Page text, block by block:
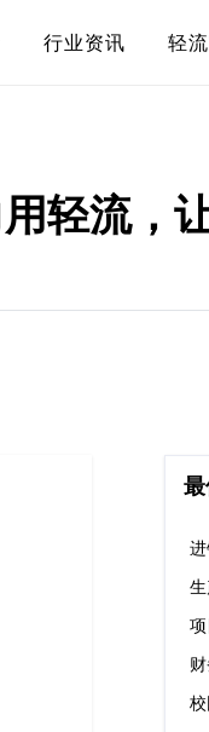
行业资讯 轻
轻流，
进
生
项
校